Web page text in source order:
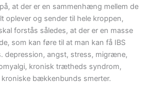
at der er en sammenhæng mellem de
oplever og sender til hele kroppen,
forstås således, at der er en masse
som kan føre til at man kan få IBS
depression, angst, stress, migræne,
kronisk trætheds syndrom,
bækkenbunds smerter.